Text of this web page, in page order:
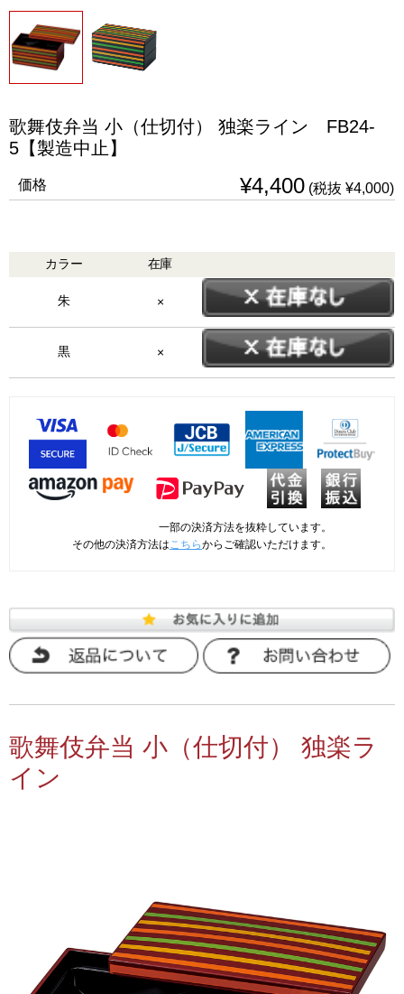
歌舞伎弁当 小（仕切付） 独楽ライン FB24-
5【製造中止】
価格 ¥4,400 (税抜 ¥4,000)
カラー 在庫
朱 ×
黒 ×
一部の決済方法を抜粋しています。
その他の決済方法はこちらからご確認いただけます。
歌舞伎弁当 小（仕切付） 独楽ラ
イン